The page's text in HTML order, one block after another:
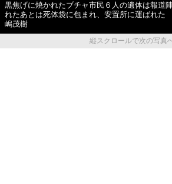
黒焦げに焼かれたブチャ市民６人の遺体は報道
れたあとは死体袋に包まれ、安置所に運ばれ
嶋茂樹
縦スクロールで次の写真